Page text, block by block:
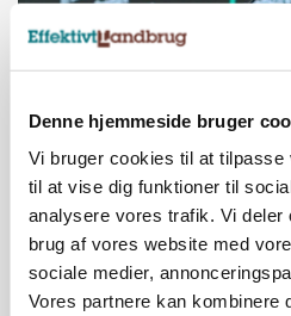
Denne hjemmeside bruger
Vi bruger cookies til at tilpasse
til at vise dig funktioner til
analysere vores trafik. Vi deler
brug af vores website med
sociale medier,
Vores partnere kan kombinere
Svineproducenter kalder